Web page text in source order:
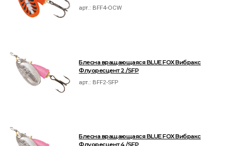
арт.: BFF4-OCW
Блесна вращающаяся BLUE FOX Вибракс
Флуоресцент 2 /SFP
арт.: BFF2-SFP
Блесна вращающаяся BLUE FOX Вибракс